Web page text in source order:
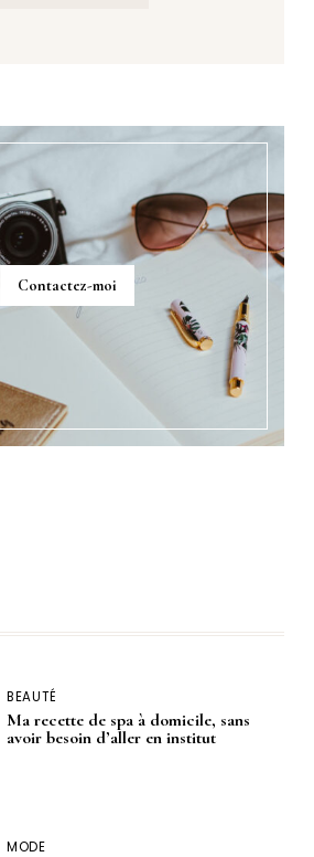
Contactez-moi
BEAUTÉ
Ma recette de spa à domicile, sans
avoir besoin d’aller en institut
MODE